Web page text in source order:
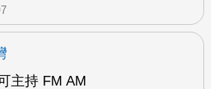
主持 FM AM